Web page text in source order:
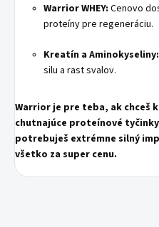
Warrior WHEY: Cenovo
proteíny pre regeneráciu.
Kreatín a Aminokyseliny:
silu a rast svalov.
Warrior je pre teba, ak chceš
chutnajúce proteínové
potrebuješ extrémne silný
všetko za super cenu.